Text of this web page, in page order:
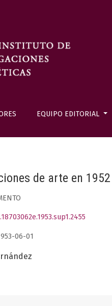
EQUIPO EDITORIAL
de arte en 1952
06-01